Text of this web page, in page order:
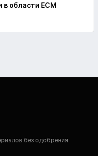
области ECM
без одобрения